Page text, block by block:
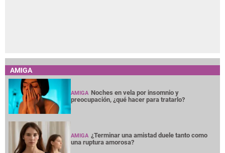
AMIGA
AMIGA Noches en vela por insomnio y
preocupación, ¿qué hacer para tratarlo?
AMIGA ¿Terminar una amistad duele tanto como
una ruptura amorosa?